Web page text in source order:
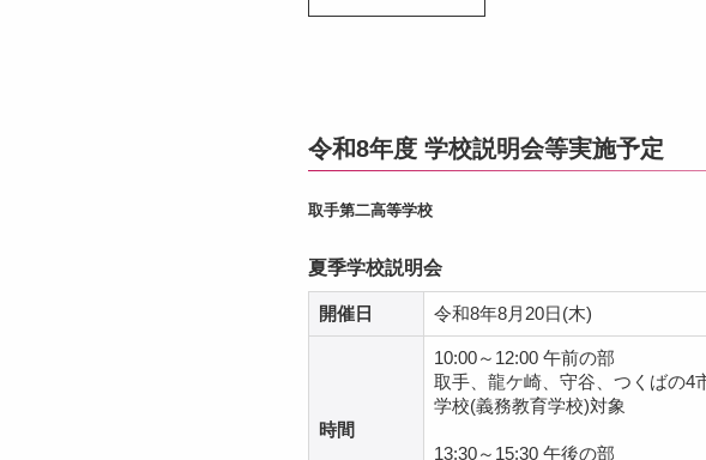
令和8年度 学校説明会等実施予定
取手第二高等学校
夏季学校説明会
開催日 令和8年8月20日(木)
時間
10:00～12:00 午前の部
取手、龍ケ崎、守谷、つくばの4
学校(義務教育学校)対象
13:30～15:30 午後の部